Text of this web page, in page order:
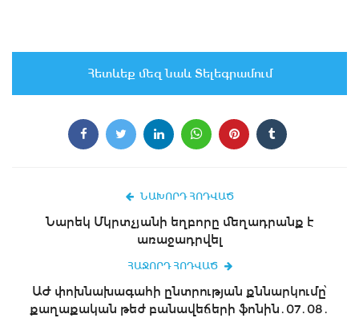
Հետևեք մեզ նաև Տելեգրամում
ՆԱԽՈՐԴ ՀՈԴՎԱԾ
Նարեկ Մկրտչյանի եղբորը մեղադրանք է
առաջադրվել
ՀԱՋՈՐԴ ՀՈԴՎԱԾ
ԱԺ փոխնախագահի ընտրության քննարկումը՝
քաղաքական թեժ բանավեճերի ֆոնին․07․08․